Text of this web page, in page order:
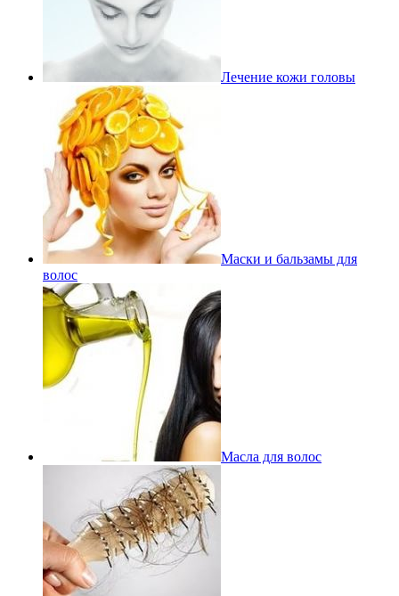
Лечение кожи головы
Маски и бальзамы для
волос
Масла для волос